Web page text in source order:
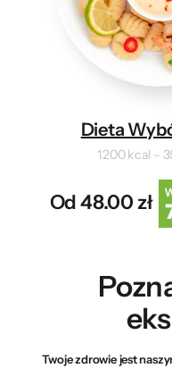
Dieta
1200 kcal –
Od 48.00 zł
Twoje zdrowie jest